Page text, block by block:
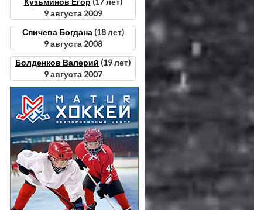
9 августа 2009
Спичева Богдана(18 лет)
9 августа 2008
Болденков Валерий (19 лет)
9 августа 2007